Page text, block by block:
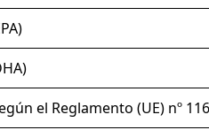
el Reglamento (UE) nº